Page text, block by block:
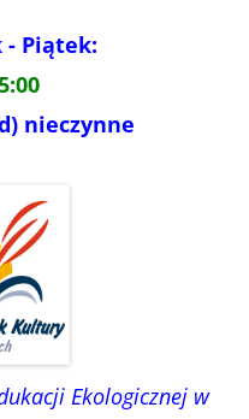
- Piątek:
nieczynne
Ekologicznej w